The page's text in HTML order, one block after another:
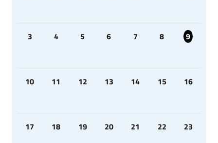
3 4 5 6 7 8 9
10 11 12 13 14 15 16
17 18 19 20 21 22 23